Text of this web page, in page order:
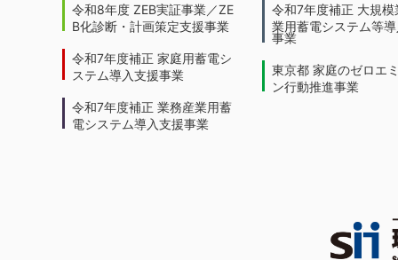
令和8年度 ZEB実証事業／ZE
B化診断・計画策定支援事業
令和7年度補正 家庭用蓄電シ
ステム導入支援事業
令和7年度補正 業務産業用蓄
電システム導入支援事業
令和7年度補正 大規模
業用蓄電システム等
事業
東京都 家庭のゼロエ
ン行動推進事業